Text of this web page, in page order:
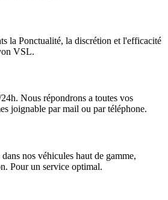
la Ponctualité, la discrétion et l'efficacité
VSL.
Nous répondrons a toutes vos
joignable par mail ou par téléphone.
nos véhicules haut de gamme,
Pour un service optimal.